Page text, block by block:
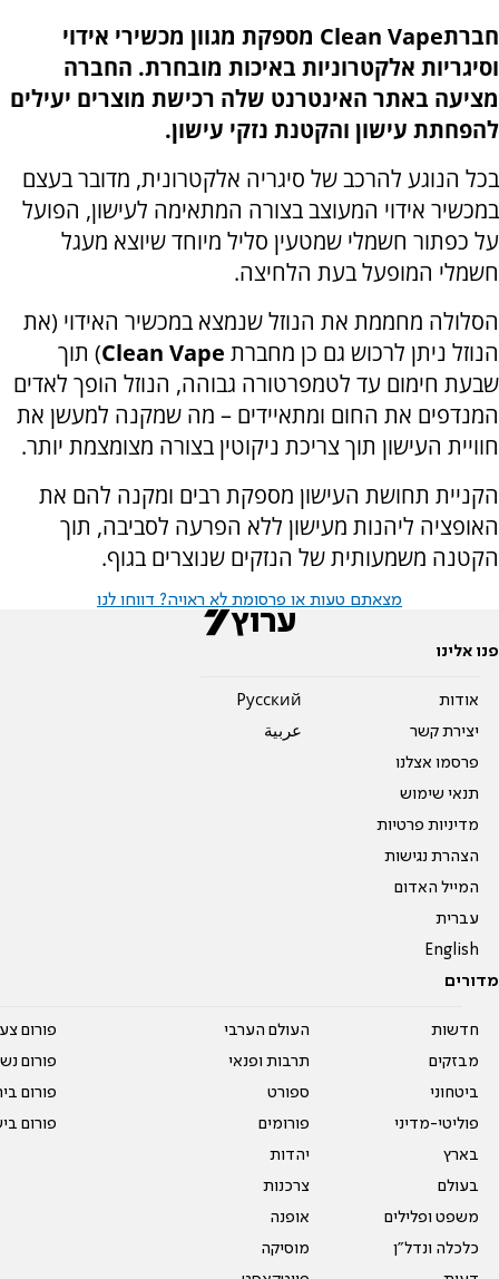
חברתClean Vape מספקת מגוון מכשירי אידוי
וסיגריות אלקטרוניות באיכות מובחרת. החברה
מציעה באתר האינטרנט שלה רכישת מוצרים יעילים
להפחתת עישון והקטנת נזקי עישון.
בכל הנוגע להרכב של סיגריה אלקטרונית, מדובר בעצם
במכשיר אידוי המעוצב בצורה המתאימה לעישון, הפועל
על כפתור חשמלי שמטעין סליל מיוחד שיוצא מעגל
חשמלי המופעל בעת הלחיצה.
הסלולה מחממת את הנוזל שנמצא במכשיר האידוי (את
הנוזל ניתן לרכוש גם כן מחברת Clean Vape) תוך
שבעת חימום עד לטמפרטורה גבוהה, הנוזל הופך לאדים
המנדפים את החום ומתאיידים – מה שמקנה למעשן את
חוויית העישון תוך צריכת ניקוטין בצורה מצומצמת יותר.
הקניית תחושת העישון מספקת רבים ומקנה להם את
האופציה ליהנות מעישון ללא הפרעה לסביבה, תוך
הקטנה משמעותית של הנזקים שנוצרים בגוף.
מצאתם טעות או פרסומת לא ראויה? דווחו לנו
פנו אלינו
אודות
יצירת קשר
פרסמו אצלנו
תנאי שימוש
מדיניות פרטיות
הצהרת נגישות
המייל האדום
עברית
English
Pусский
عربية
מדורים
חדשות
מבזקים
ביטחוני
פוליטי-מדיני
בארץ
בעולם
משפט ופלילים
כלכלה ונדל"ן
העולם הערבי
תרבות ופנאי
ספורט
פורומים
יהדות
צרכנות
אופנה
מוסיקה
פורום
פורום
פורום
פורום